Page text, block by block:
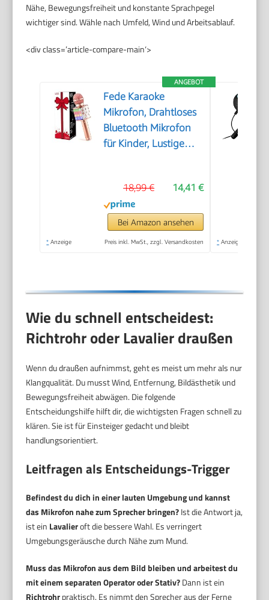
Nähe, Bewegungsfreiheit und konstante Sprachpegel
wichtiger sind. Wähle nach Umfeld, Wind und Arbeitsablauf.
<div class=’article-compare-main‘>
ANGEBOT
Fede Karaoke
Mikrofon, Drahtloses
Bluetooth Mikrofon
für Kinder, Lustige
Mädchen Jungen,
Tragbares KTV
Lautsprecher
Recorder für
14,41 €
18,99 €
Bei Amazon ansehen
* Anzeige Preis inkl. MwSt., zzgl. Versandkosten * Anzeige
Wie du schnell entscheidest:
Richtrohr oder Lavalier draußen
Wenn du draußen aufnimmst, geht es meist um mehr als nur
Klangqualität. Du musst Wind, Entfernung, Bildästhetik und
Bewegungsfreiheit abwägen. Die folgende
Entscheidungshilfe hilft dir, die wichtigsten Fragen schnell zu
klären. Sie ist für Einsteiger gedacht und bleibt
handlungsorientiert.
Leitfragen als Entscheidungs-Trigger
Befindest du dich in einer lauten Umgebung und kannst
das Mikrofon nahe zum Sprecher bringen?Ist die Antwort ja,
ist ein Lavalieroft die bessere Wahl. Es verringert
Umgebungsgeräusche durch Nähe zum Mund.
Muss das Mikrofon aus dem Bild bleiben und arbeitest du
mit einem separaten Operator oder Stativ?Dann ist ein
Richtrohrpraktisch. Es nimmt den Sprecher aus der Ferne